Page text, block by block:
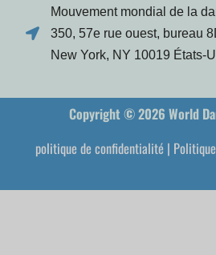
Mouvement mondial de la
350, 57e rue ouest, bureau
New York, NY 10019 États-
Copyright © 2026 World
politique de confidentialité |